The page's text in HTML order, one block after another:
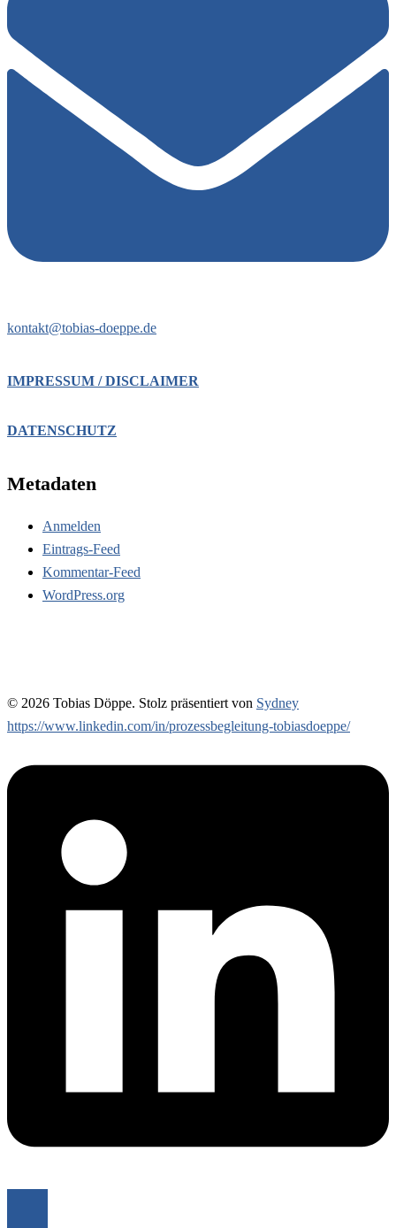
kontakt@tobias-doeppe.de
IMPRESSUM / DISCLAIMER
DATENSCHUTZ
Metadaten
Anmelden
Eintrags-Feed
Kommentar-Feed
WordPress.org
© 2026 Tobias Döppe. Stolz präsentiert von Sydney
https://www.linkedin.com/in/prozessbegleitung-tobiasdoeppe/